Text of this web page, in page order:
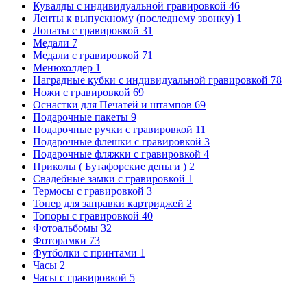
Кувалды с индивидуальной гравировкой 46
Ленты к выпускному (последнему звонку) 1
Лопаты с гравировкой 31
Медали 7
Медали с гравировкой 71
Менюхолдер 1
Наградные кубки с индивидуальной гравировкой 78
Ножи с гравировкой 69
Оснастки для Печатей и штампов 69
Подарочные пакеты 9
Подарочные ручки с гравировкой 11
Подарочные флешки с гравировкой 3
Подарочные фляжки с гравировкой 4
Приколы ( Бутафорские деньги ) 2
Свадебные замки с гравировкой 1
Термосы с гравировкой 3
Тонер для заправки картриджей 2
Топоры с гравировкой 40
Фотоальбомы 32
Фоторамки 73
Футболки с принтами 1
Часы 2
Часы с гравировкой 5